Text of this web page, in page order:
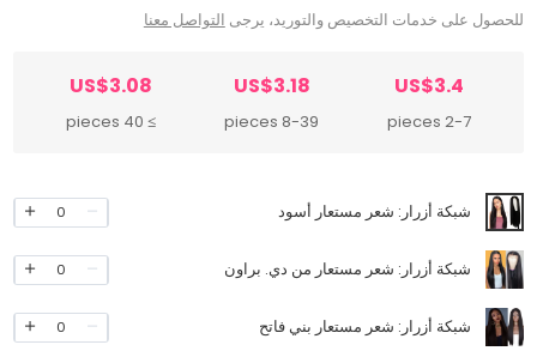
للحصول على خدمات التخصيص والتوريد، يرجى التواصل معنا
US$3.4
2-7 pieces
US$3.18
8-39 pieces
US$3.08
≥ 40 pieces
شبكة أزرار: شعر مستعار أسود 0
شبكة أزرار: شعر مستعار من دي. براون 0
شبكة أزرار: شعر مستعار بني فاتح 0